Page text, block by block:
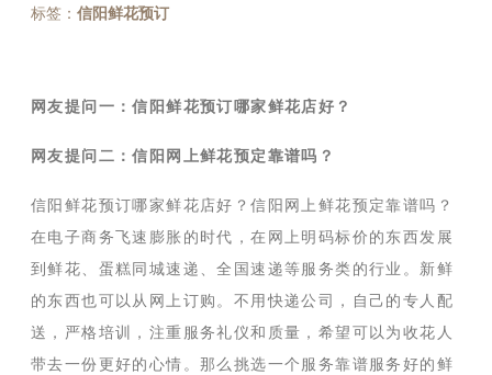
标签： 信阳鲜花预订
网友提问一：信阳鲜花预订哪家鲜花店好？
网友提问二：信阳网上鲜花预定靠谱吗？
信阳鲜花预订哪家鲜花店好？信阳网上鲜花预定靠谱吗？
在电子商务飞速膨胀的时代，在网上明码标价的东西发展
到鲜花、蛋糕同城速递、全国速递等服务类的行业。新鲜
的东西也可以从网上订购。不用快递公司，自己的专人配
送，严格培训，注重服务礼仪和质量，希望可以为收花人
带去一份更好的心情。那么挑选一个服务靠谱服务好的鲜